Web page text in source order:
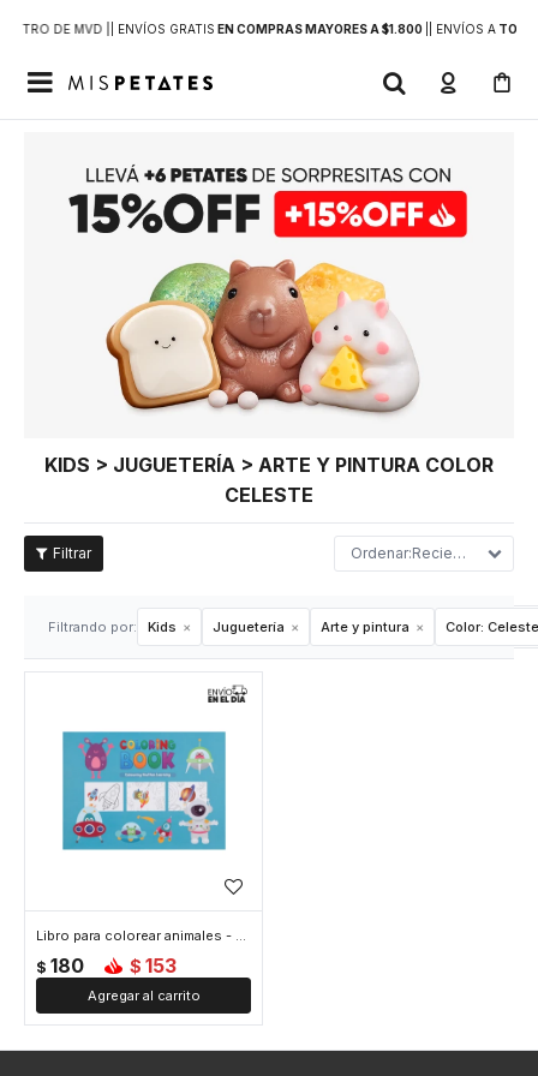
DE MVD | | ENVÍOS GRATIS EN COMPRAS MAYORES A $1.800 | ENVÍOS ATODO

KIDS > JUGUETERÍA > ARTE Y PINTURA COLOR
CELESTE
Recientes
Filtrando por: Kids Juguetería Arte y pintura Color: Celeste
Libro para colorear animales - Celeste
$ 180 $ 153